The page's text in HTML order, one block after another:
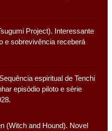
Project). Interessante
e sobrevivência receberá
espiritual de Tenchi
episódio piloto e série
(Witch and Hound). Novel